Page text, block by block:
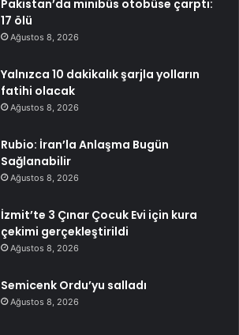
Pakistan’da minibüs otobüse çarptı:
17 ölü
Ağustos 8, 2026
Yalnızca 10 dakikalık şarjla yolların
fatihi olacak
Ağustos 8, 2026
Rubio: İran’la Anlaşma Bugün
Sağlanabilir
Ağustos 8, 2026
İzmit’te 3 Çınar Çocuk Evi için kura
çekimi gerçekleştirildi
Ağustos 8, 2026
Semicenk Ordu’yu salladı
Ağustos 8, 2026